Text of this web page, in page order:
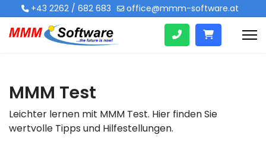
+43 2262 / 682 683 office@mmm-software.at
MMM Test
Leichter lernen mit MMM Test. Hier finden Sie
wertvolle Tipps und Hilfestellungen.